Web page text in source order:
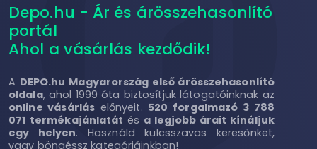
Depo.hu - Ár és árösszehasonlító
portál
Ahol a vásárlás kezdődik!
A DEPO.hu Magyarország első árösszehasonlító
oldala, ahol 1999 óta biztosítjuk látogatóinknak az
online vásárlás előnyeit. 520 forgalmazó 3 788
071 termékajánlatát és a legjobb árait kínáljuk
egy helyen. Használd kulcsszavas keresőnket,
vagy böngéssz kategóriáinkban!